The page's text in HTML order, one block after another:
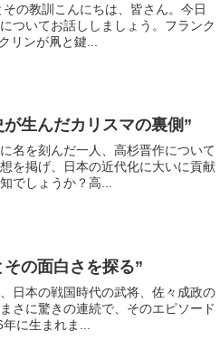
の教訓こんにちは、皆さん。今日
ついてお話ししましょう。フランク
リンが凧と鍵...
生んだカリスマの裏側”
名を刻んだ一人、高杉晋作について
を掲げ、日本の近代化に大いに貢献
でしょうか？高...
の面白さを探る”
日本の戦国時代の武将、佐々成政の
さに驚きの連続で、そのエピソード
に生まれま...